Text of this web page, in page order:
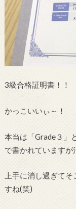
3級合格証明書！！
かっこいいぃ～！
本当は「Grade３」
で書かれていますが
上手に消し過ぎて
すね(笑)